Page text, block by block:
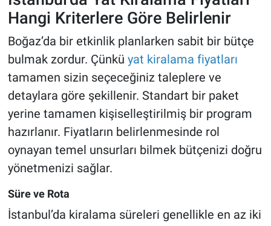
Hangi Kriterlere Göre Belirlenir
Boğaz’da bir etkinlik planlarken sabit bir bütçe
bulmak zordur. Çünkü yat kiralama fiyatları
tamamen sizin seçeceğiniz taleplere ve
detaylara göre şekillenir. Standart bir paket
yerine tamamen kişiselleştirilmiş bir program
hazırlanır. Fiyatların belirlenmesinde rol
oynayan temel unsurları bilmek bütçenizi doğru
yönetmenizi sağlar.
Süre ve Rota
İstanbul’da kiralama süreleri genellikle en az iki